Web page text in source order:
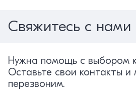
Свяжитесь с нами
Нужна помощь с выбором
Оставьте свои контакты
перезвоним.